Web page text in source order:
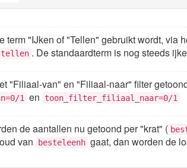
term "IJken of "Tellen" gebruikt wordt, via
tellen . De standaardterm is nog steeds
"Filiaal-van" en "Filiaal-naar" filter
1 en toon_filter_filiaal_naar=0/1
de aantallen nu getoond per "krat" (
van
besteleenh gaat, dan worden de